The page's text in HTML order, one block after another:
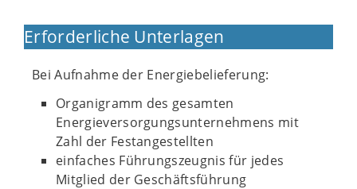
Erforderliche Unterlagen
Bei Aufnahme der Energiebelieferung:
Organigramm des gesamten
Energieversorgungsunternehmens mit
Zahl der Festangestellten
einfaches Führungszeugnis für jedes
Mitglied der Geschäftsführung